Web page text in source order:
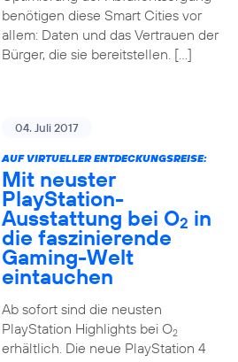
benötigen diese Smart Cities vor
allem: Daten und das Vertrauen der
Bürger, die sie bereitstellen. […]
04. Juli 2017
AUF VIRTUELLER ENTDECKUNGSREISE:
Mit neuster
PlayStation-
Ausstattung bei O2 in
die faszinierende
Gaming-Welt
eintauchen
Ab sofort sind die neusten
PlayStation Highlights bei O2
erhältlich. Die neue PlayStation 4